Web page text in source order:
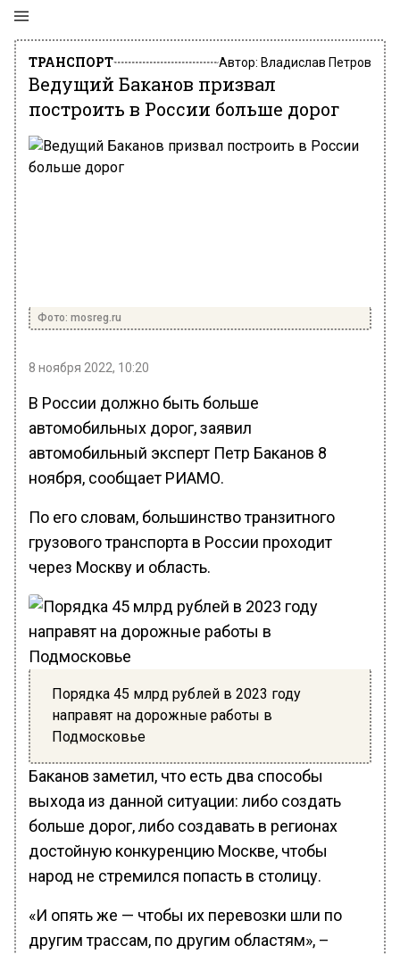
ТРАНСПОРТ Автор: Владислав Петров
Ведущий Баканов призвал
построить в России больше дорог
Фото: mosreg.ru
8 ноября 2022, 10:20
В России должно быть больше
автомобильных дорог, заявил
автомобильный эксперт Петр Баканов 8
ноября, сообщает РИАМО.
По его словам, большинство транзитного
грузового транспорта в России проходит
через Москву и область.
Порядка 45 млрд рублей в 2023 году
направят на дорожные работы в
Подмосковье
Баканов заметил, что есть два способы
выхода из данной ситуации: либо создать
больше дорог, либо создавать в регионах
достойную конкуренцию Москве, чтобы
народ не стремился попасть в столицу.
«И опять же — чтобы их перевозки шли по
другим трассам, по другим областям», –